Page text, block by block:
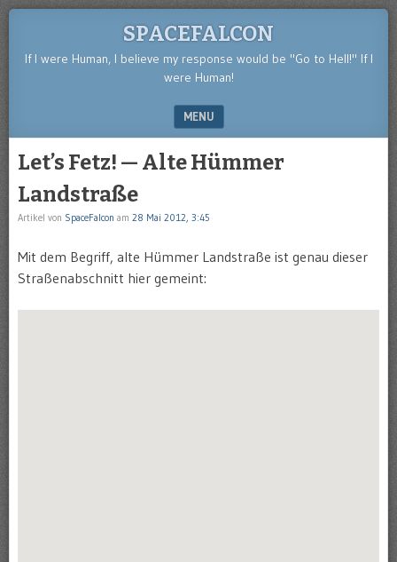
SPACEFALCON
If I were Human, I believe my response would be "Go to Hell!" If I
were Human!
MENU
Let’s Fetz! — Alte Hümmer
Landstraße
Artikel von SpaceFalcon am 28 Mai 2012, 3:45
Mit dem Begriff, alte Hümmer Landstraße ist genau dieser
Straßenabschnitt hier gemeint: